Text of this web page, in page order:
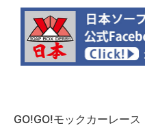
GO!GO!モックカーレース